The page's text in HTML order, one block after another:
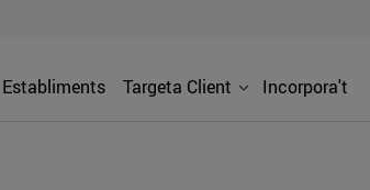
Establiments Targeta Client Incorpora't